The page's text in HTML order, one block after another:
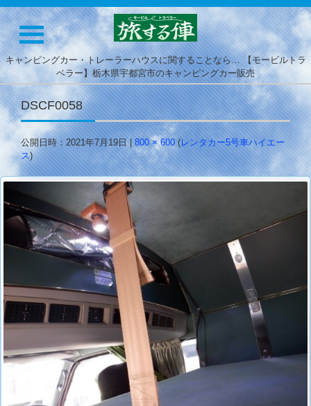
キャンピングカー・トレーラーハウスに関することなら… 【モービルトラ
ベラー】栃木県宇都宮市のキャンピングカー販売
DSCF0058
公開日時：2021年7月19日|800 × 600(レンタカー5号車ハイエー
ス)